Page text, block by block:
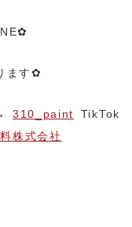
ます✿
310_paint
TikTok
株式会社